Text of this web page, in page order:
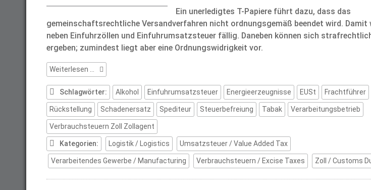
Ein unerledigtes T-Papiere führt dazu, dass das
gemeinschaftsrechtliche Versandverfahren nicht ordnungsgemäß beendet wird. Damit
neben Einfuhrzöllen und Einfuhrumsatzsteuer fällig. Daneben können sich
ergeben; zumindest liegt aber eine Ordnungswidrigkeit vor.
Weiterlesen …
Unerledigte
T-
Papiere
und
ihre
Folgen
Schlagwörter: Alkohol Einfuhrumsatzsteuer Energieerzeugnisse EUSt Frachtführer
Rückstellung Schadenersatz Spediteur Steuerbefreiung Tabak Verarbeitungsbetrieb
Verbrauchsteuern Zoll Zollagent
Kategorien: Logistik / Logistics Umsatzsteuer / Value Added Tax
Verarbeitendes Gewerbe / Manufacturing Verbrauchsteuern / Excise Taxes Zoll / Customs